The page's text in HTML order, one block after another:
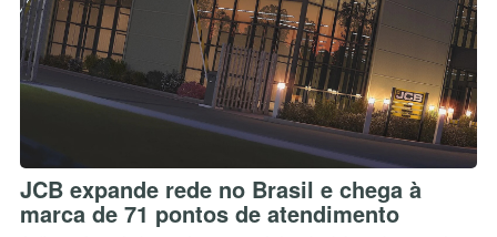
JCB expande rede no Brasil e chega à
marca de 71 pontos de atendimento